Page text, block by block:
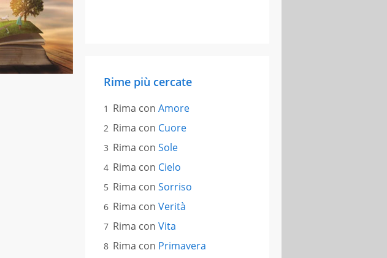
Rime più cercate
Rima con Amore
Rima con Cuore
Rima con Sole
Rima con Cielo
Rima con Sorriso
Rima con Verità
Rima con Vita
Rima con Primavera